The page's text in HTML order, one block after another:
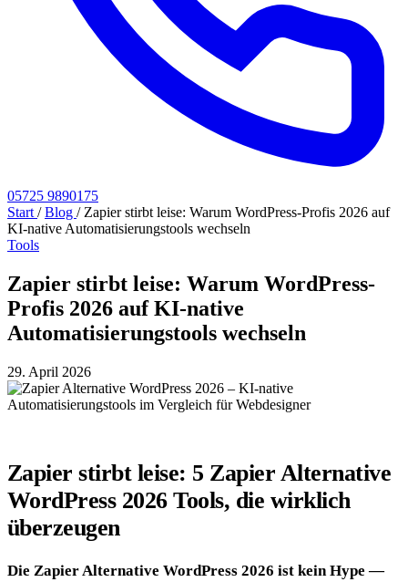
05725 9890175
Start / Blog / Zapier stirbt leise: Warum WordPress-Profis 2026 auf
KI-native Automatisierungstools wechseln
Tools
Zapier stirbt leise: Warum WordPress-
Profis 2026 auf KI-native
Automatisierungstools wechseln
29. April 2026
Zapier stirbt leise: 5 Zapier Alternative
WordPress 2026 Tools, die wirklich
überzeugen
Die Zapier Alternative WordPress 2026 ist kein Hype —